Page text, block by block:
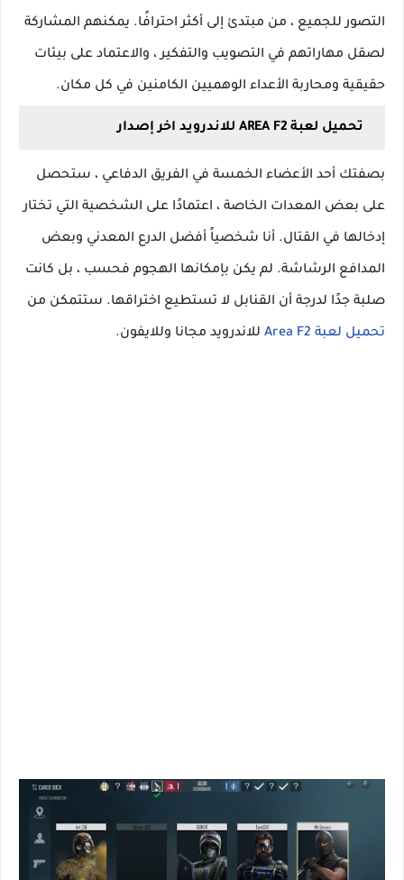
التصور للجميع ، من مبتدئ إلى أكثر احترافًا. يمكنهم المشاركة
لصقل مهاراتهم في التصويب والتفكير ، والاعتماد على بيئات
حقيقية ومحاربة الأعداء الوهميين الكامنين في كل مكان.
تحميل لعبة AREA F2 للاندرويد اخر إصدار
بصفتك أحد الأعضاء الخمسة في الفريق الدفاعي ، ستحصل
على بعض المعدات الخاصة ، اعتمادًا على الشخصية التي تختار
إدخالها في القتال. أنا شخصياً أفضل الدرع المعدني وبعض
المدافع الرشاشة. لم يكن بإمكانها الهجوم فحسب ، بل كانت
صلبة جدًا لدرجة أن القنابل لا تستطيع اختراقها. ستتمكن من
تحميل لعبة Area F2 للاندرويد مجانا وللايفون.